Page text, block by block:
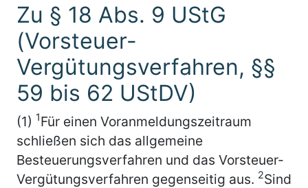
Zu § 18 Abs. 9 UStG
(Vorsteuer-
Vergütungsverfahren, §§
59 bis 62 UStDV)
(1) 1Für einen Voranmeldungszeitraum
schließen sich das allgemeine
Besteuerungsverfahren und das Vorsteuer-
Vergütungsverfahren gegenseitig aus. 2Sind